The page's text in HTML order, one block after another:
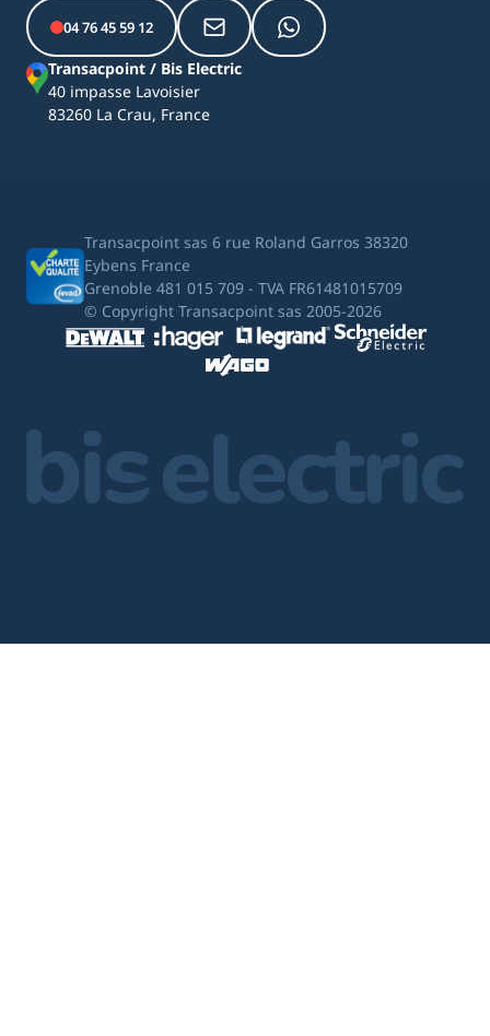
04 76 45 59 12
Transacpoint / Bis Electric
40 impasse Lavoisier
83260 La Crau, France
Transacpoint sas 6 rue Roland Garros 38320
Eybens France
Grenoble 481 015 709 - TVA FR61481015709
© Copyright Transacpoint sas 2005-2026